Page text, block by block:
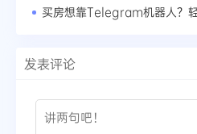
买房想靠Telegram机器人？
发表评论